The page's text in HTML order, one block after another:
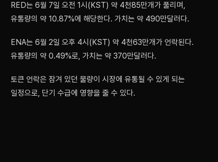
RED는 6월 7일 오전 1시(KST) 약 4천85만개가 풀리며,
유통량의 약 10.87%에 해당한다. 가치는 약 490만달러다.
ENA는 6월 2일 오후 4시(KST) 약 4천63만개가 언락된다.
유통량의 약 0.49%로, 가치는 약 370만달러다.
토큰 언락은 잠겨 있던 물량이 시장에 유통될 수 있게 되는
일정으로, 단기 수급에 영향을 줄 수 있다.